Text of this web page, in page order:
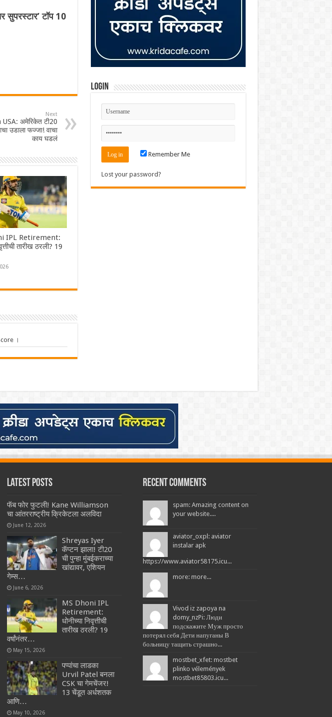
सुपरस्टार’ टॉप 10
Next
अमेरिकेत टी20
उडाला फज्जा! वाचा
काय घडलं
IPL Retirement:
तारीख ठरली? 19
।
Login
Remember Me
Lost your password?
Latest Posts
फॅब फोर फुटली! Kane Williamson
चा आंतरराष्ट्रीय क्रिकेटला अलविदा
June 12, 2026
Shreyas Iyer
कॅप्टन झाला! टी20
ची पुन्हा मुंबईकराच्या
खांद्यावर, एशियन
गेम्स…
June 6, 2026
MS Dhoni IPL
Retirement:
धोनीच्या निवृत्तीची
तारीख ठरली? 19
वर्षांनंतर…
May 15, 2026
पप्पांचा लाडका
Urvil Patel बनला
CSK चा गेमचेंजर!
13 चेंडूत अर्धशतक
आणि…
May 10, 2026
Recent Comments
spam: Amazing content on
your website....
aviator_oxpl: aviator
instalar apk
https://www.aviator58175.icu...
more: more...
Vivod iz zapoya na
domy_nzPi: Люди
подскажите Муж просто
потерял себя Дети напуганы В
больницу тащить страшно...
mostbet_xfet: mostbet
plinko vélemények
mostbet85803.icu...